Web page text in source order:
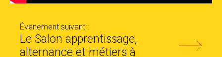
Évenement suivant :
Le Salon apprentissage,
alternance et métiers à